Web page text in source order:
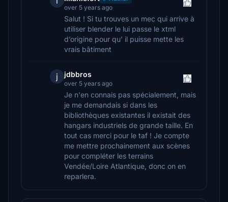
over 5 years ago
Salut ! Si tu trouves un mec qui arrive à
utiliser blender le lui passe le xtml
d’origine pour qu’ il puisse mette les
vrais bâtiment
j jdbbros
over 5 years ago
Je n'en connais pas spécialement, mais
je me demandais si dans les
bibliothèques existantes il existait des
hangars industriels de grande taille. En
tout cas merci pour le taf ! Je compte
me mettre prochainement aux scènes
pour compléter les terrains
Vendée/Loire Atlantique, donc on en
reparlera.